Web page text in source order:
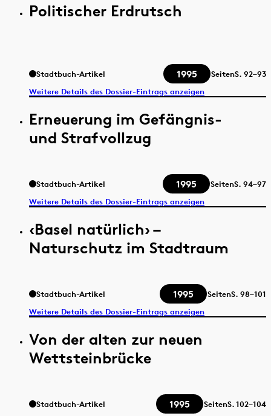
Politischer Erdrutsch
Stadtbuch-Artikel 1995 SeitenS. 92–93
Weitere Details des Dossier-Eintrags anzeigen
Erneuerung im Gefängnis-
und Strafvollzug
Stadtbuch-Artikel 1995 SeitenS. 94–97
Weitere Details des Dossier-Eintrags anzeigen
‹Basel natürlich› –
Naturschutz im Stadtraum
Stadtbuch-Artikel 1995 SeitenS. 98–101
Weitere Details des Dossier-Eintrags anzeigen
Von der alten zur neuen
Wettsteinbrücke
Stadtbuch-Artikel 1995 SeitenS.102–104